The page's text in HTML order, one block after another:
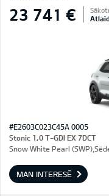
23 741 €
#E2603C023C45A 0005
Stonic 1,0 T-GDI EX 7DCT
Snow White Pearl
MAN INTERESĒ